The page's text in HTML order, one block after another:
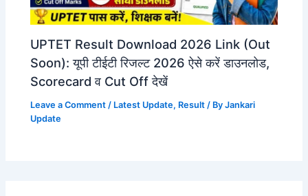
UPTET Result Download 2026 Link (Out
Soon): यूपी टीईटी रिजल्ट 2026 ऐसे करें डाउनलोड,
Scorecard व Cut Off देखें
Leave a Comment / Latest Update, Result / ByJankari
Update